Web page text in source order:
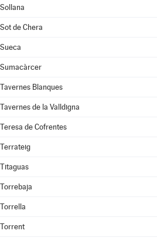
Sollana
Sot de Chera
Sueca
Sumacàrcer
Tavernes Blanques
Tavernes de la Valldigna
Teresa de Cofrentes
Terrateig
Titaguas
Torrebaja
Torrella
Torrent